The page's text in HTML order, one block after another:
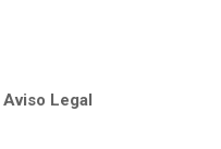
Aviso Legal